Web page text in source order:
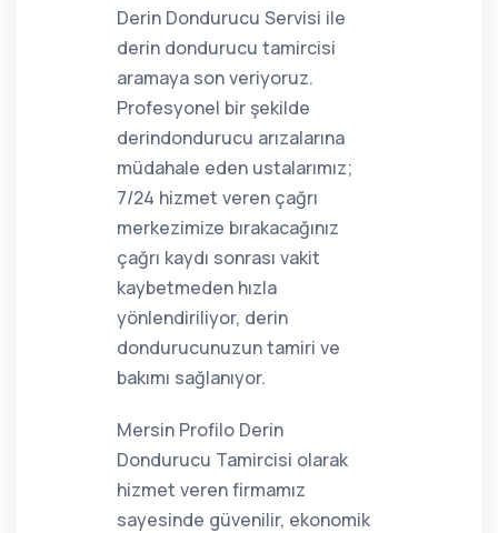
Derin Dondurucu Servisi ile
derin dondurucu tamircisi
aramaya son veriyoruz.
Profesyonel bir şekilde
derindondurucu arızalarına
müdahale eden ustalarımız;
7/24 hizmet veren çağrı
merkezimize bırakacağınız
çağrı kaydı sonrası vakit
kaybetmeden hızla
yönlendiriliyor, derin
dondurucunuzun tamiri ve
bakımı sağlanıyor.
Mersin Profilo Derin
Dondurucu Tamircisi olarak
hizmet veren firmamız
sayesinde güvenilir, ekonomik